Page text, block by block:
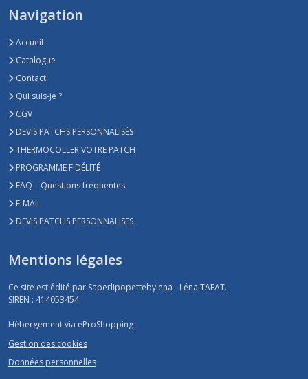
Navigation
Accueil
Catalogue
Contact
Qui suis-je ?
CGV
DEVIS PATCHS PERSONNALISÉS
THERMOCOLLER VOTRE PATCH
PROGRAMME FIDÉLITÉ
FAQ – Questions fréquentes
E-MAIL
DEVIS PATCHS PERSONNALISES
Mentions légales
Ce site est édité par Saperlipopettebylena - Léna TAFAT.
SIREN : 414053454
Hébergement via eProShopping
Gestion des cookies
Données personnelles